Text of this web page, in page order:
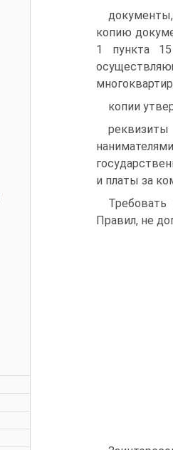
копию
1 пункта
копии
и платы за
Правил, не